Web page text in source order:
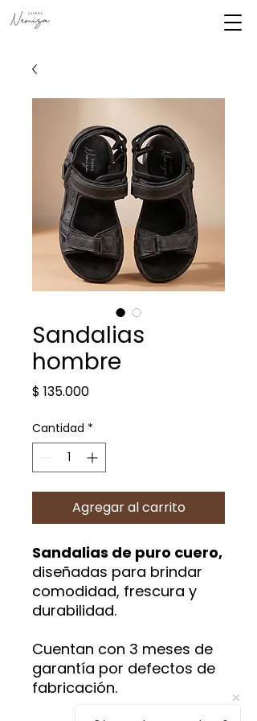
Sandalias
hombre
$ 135.000Precio
Cantidad *
Agregar al carrito
Sandalias de puro cuero,
diseñadas para brindar
comodidad, frescura y
durabilidad.
Cuentan con 3 meses de
garantía por defectos de
fabricación.